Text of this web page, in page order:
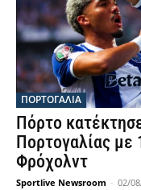
ΠΟΡΤΟΓΑΛΙΑ
Πόρτο
Πορτογαλίας με
Φρόχολντ
Sportlive Newsroom - 02/